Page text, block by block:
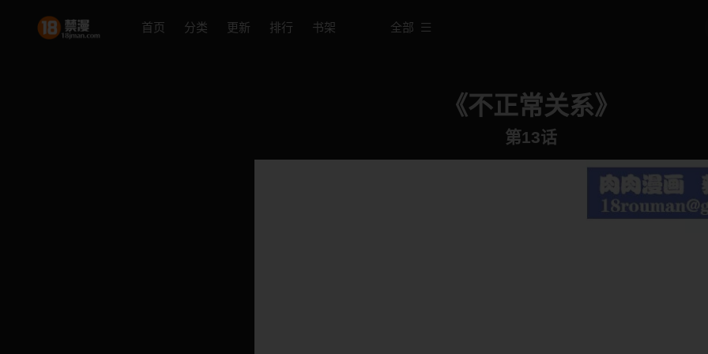
首页 分类 更新 排行 书架 全部
《不正常关系》
第13话